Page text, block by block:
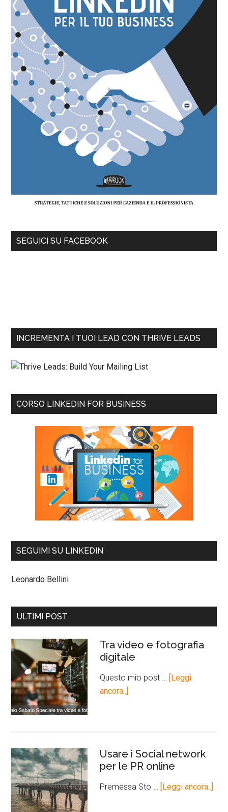
SEGUICI SU FACEBOOK
INCREMENTA I TUOI LEAD CON THRIVE LEADS
CORSO LINKEDIN FOR BUSINESS
SEGUIMI SU LINKEDIN
Leonardo Bellini
ULTIMI POST
Tra video e fotografia
digitale
Questo mio post …
[Leggi
ancora..]
Usare i Social network
per le PR online
Premessa Sto … [Leggi ancora..]